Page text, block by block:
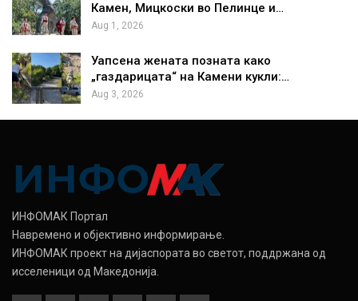
Камен, Мицкоски во Пелинце и…
Aug 1, 2026
Уапсена жената позната како
„газдарицата“ на Камени кукли:…
Aug 3, 2026
ИНФОМАК Портал
Навремено и објективно информирање.
ИНФОМАК проект на дијаспората во светот, поддржана од
исселеници од Македонија.